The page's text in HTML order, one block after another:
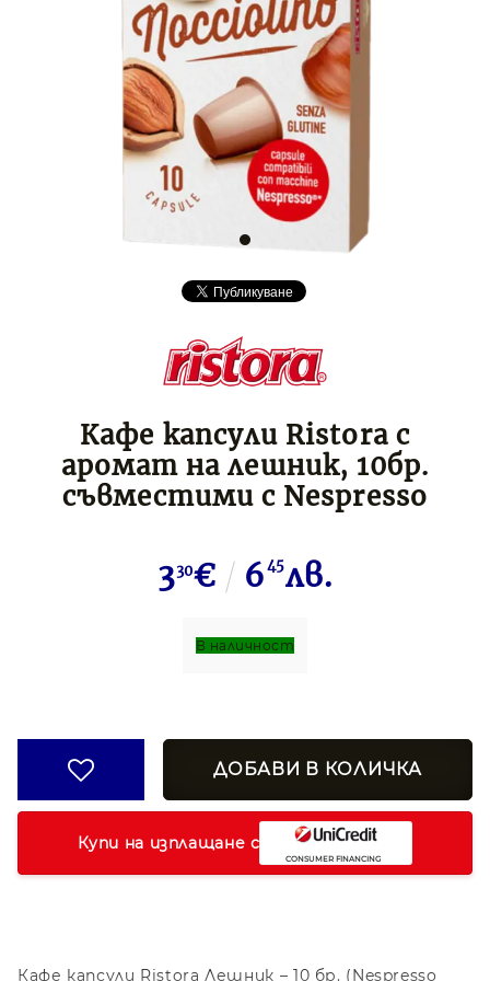
Кафе капсули Ristora с
аромат на лешник, 10бр.
съвместими с Nespresso
330€ 645лв.
В наличност
Кафе капсули Ristora Лешник – 10 бр. (Nespresso
Купи на изплащане с